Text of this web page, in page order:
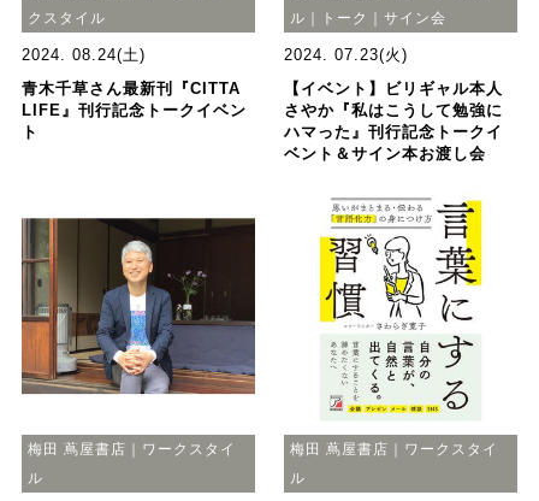
クスタイル
2024. 08.24(土)
青木千草さん最新刊『CITTA
LIFE』刊行記念トークイベン
ト
ル｜トーク｜サイン会
2024. 07.23(火)
【イベント】ビリギャル本人
さやか『私はこうして勉強に
ハマった』刊行記念トークイ
ベント＆サイン本お渡し会
梅田 蔦屋書店｜ワークスタイ
ル
梅田 蔦屋書店｜ワークスタイ
ル